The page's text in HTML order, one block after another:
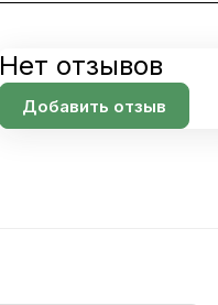
Нет отзывов
Добавить отзыв